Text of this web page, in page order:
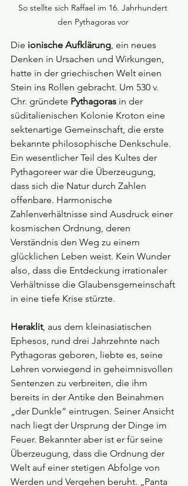
So stellte sich Raffael im 16. Jahrhundert
den Pythagoras vor
Die ionische Aufklärung , ein neues
Denken in Ursachen und Wirkungen,
hatte in der griechischen Welt einen
Stein ins Rollen gebracht. Um 530 v.
Chr. gründete Pythagoras in der
süditalienischen Kolonie Kroton eine
sektenartige Gemeinschaft, die erste
bekannte philosophische Denkschule.
Ein wesentlicher Teil des Kultes der
Pythagoreer war die Überzeugung,
dass sich die Natur durch Zahlen
offenbare. Harmonische
Zahlenverhältnisse sind Ausdruck einer
kosmischen Ordnung, deren
Verständnis den Weg zu einem
glücklichen Leben weist. Kein Wunder
also, dass die Entdeckung irrationaler
Verhältnisse die Glaubensgemeinschaft
in eine tiefe Krise stürzte.
Heraklit, aus dem kleinasiatischen
Ephesos, rund drei Jahrzehnte nach
Pythagoras geboren, liebte es, seine
Lehren vorwiegend in geheimnisvollen
Sentenzen zu verbreiten, die ihm
bereits in der Antike den Beinahmen
„der Dunkle“ eintrugen. Seiner Ansicht
nach liegt der Ursprung der Dinge im
Feuer. Bekannter aber ist er für seine
Überzeugung, dass die Ordnung der
Welt auf einer stetigen Abfolge von
Werden und Vergehen beruht. „Panta